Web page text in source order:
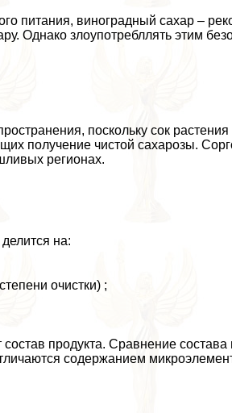
питания, виноградный сахар –
Однако злоупотрeбллять этим
поскольку сок
получение чистой сахарозы.
регионах.
на:
очистки) ;
продукта. Сравнение
содержанием